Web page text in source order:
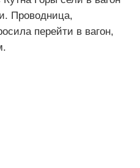
Проводница,
перейти в вагон,